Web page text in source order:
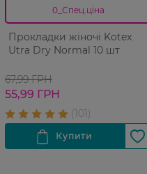
0_Спец.ціна
Прокладки жіночі Kotex
Utra Dry Normal 10 шт
67,99 ГРН
55,99 ГРН